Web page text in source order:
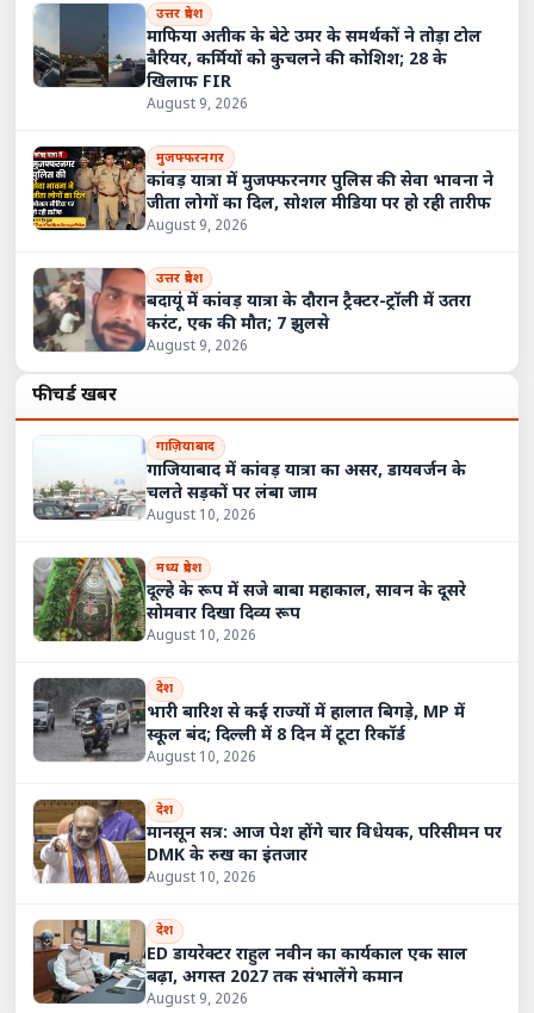
उत्तर प्रदेश
माफिया अतीक के बेटे उमर के समर्थकों ने तोड़ा टोल
बैरियर, कर्मियों को कुचलने की कोशिश; 28 के
खिलाफ FIR
August 9, 2026
मुजफ्फरनगर
कांवड़ यात्रा में मुजफ्फरनगर पुलिस की सेवा भावना ने
जीता लोगों का दिल, सोशल मीडिया पर हो रही तारीफ
August 9, 2026
उत्तर प्रदेश
बदायूं में कांवड़ यात्रा के दौरान ट्रैक्टर-ट्रॉली में उतरा
करंट, एक की मौत; 7 झुलसे
August 9, 2026
फीचर्ड खबरें
गाज़ियाबाद
गाजियाबाद में कांवड़ यात्रा का असर, डायवर्जन के
चलते सड़कों पर लंबा जाम
August 10, 2026
मध्य प्रदेश
दूल्हे के रूप में सजे बाबा महाकाल, सावन के दूसरे
सोमवार दिखा दिव्य रूप
August 10, 2026
देश
भारी बारिश से कई राज्यों में हालात बिगड़े, MP में
स्कूल बंद; दिल्ली में 8 दिन में टूटा रिकॉर्ड
August 10, 2026
देश
मानसून सत्र: आज पेश होंगे चार विधेयक, परिसीमन पर
DMK के रुख का इंतजार
August 10, 2026
देश
ED डायरेक्टर राहुल नवीन का कार्यकाल एक साल
बढ़ा, अगस्त 2027 तक संभालेंगे कमान
August 9, 2026